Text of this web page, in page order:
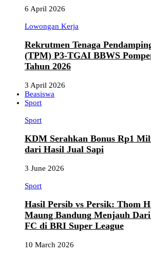
6 April 2026
Lowongan Kerja
Rekrutmen Tenaga
(TPM) P3-TGAI BBWS
Tahun 2026
3 April 2026
Beasiswa
Sport
Sport
KDM Serahkan Bonus Rp1
dari Hasil Jual Sapi
3 June 2026
Sport
Hasil Persib vs Persik: Thom
Maung Bandung Menjauh
FC di BRI Super League
10 March 2026